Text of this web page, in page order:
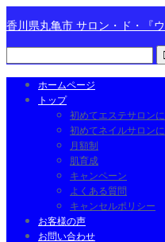
香川県丸亀市 サロン・ド・『
ホームページ
トップ
初めてエステサロン
初めてネイルサロン
月額制
肌育成
キャンペーン
よくある質問
キャンセルポリシー
お客様の声
お問い合わせ